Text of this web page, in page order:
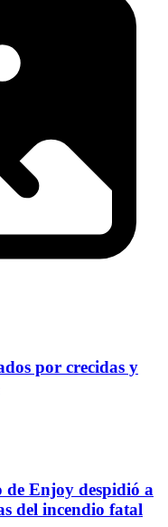
por crecidas y
Enjoy despidió a
del incendio fatal